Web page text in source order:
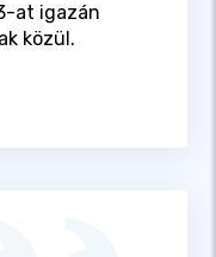
at igazán
közül.